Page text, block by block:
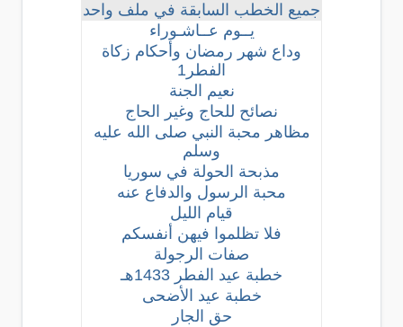
جميع الخطب السابقة في ملف واحد
يــوم عــاشـوراء
وداع شهر رمضان وأحكام زكاة
الفطر1
نعيم الجنة
نصائح للحاج وغير الحاج
مظاهر محبة النبي صلى الله عليه
وسلم
مذبحة الحولة في سوريا
محبة الرسول والدفاع عنه
قيام الليل
فلا تظلموا فيهن أنفسكم
صفات الرجولة
خطبة عيد الفطر 1433هـ
خطبة عيد الأضحى
حق الجار